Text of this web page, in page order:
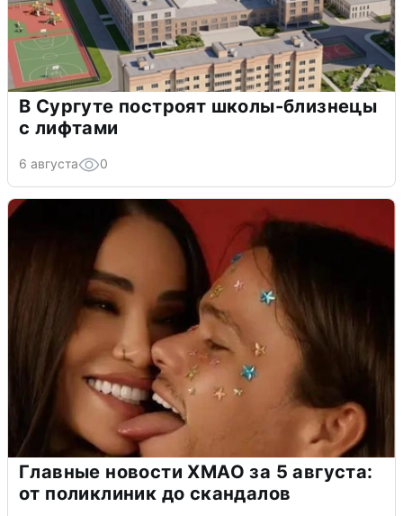
В Сургуте построят школы-близнецы
с лифтами
6 августа 0
Главные новости ХМАО за 5 августа:
от поликлиник до скандалов